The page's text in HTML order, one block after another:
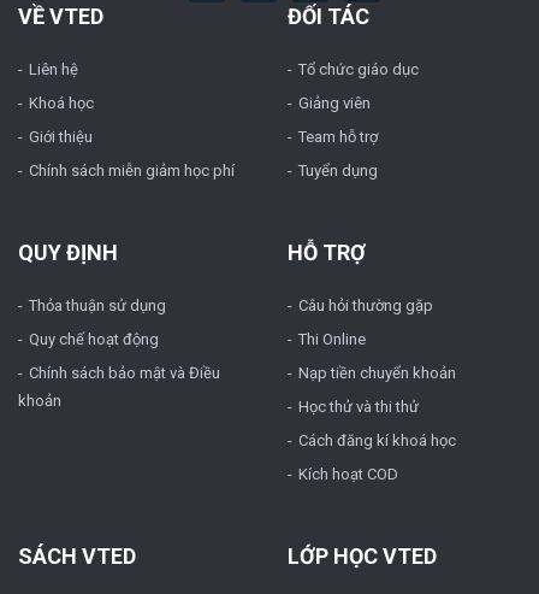
VỀ VTED
Liên hệ
Khoá học
Giới thiệu
Chính sách miễn giảm học phí
ĐỐI TÁC
Tổ chức giáo dục
Giảng viên
Team hỗ trợ
Tuyển dụng
QUY ĐỊNH
Thỏa thuận sử dụng
Quy chế hoạt động
Chính sách bảo mật và Điều
khoản
HỖ TRỢ
Câu hỏi thường gặp
Thi Online
Nạp tiền chuyển khoản
Học thử và thi thử
Cách đăng kí khoá học
Kích hoạt COD
SÁCH VTED LỚP HỌC VTED